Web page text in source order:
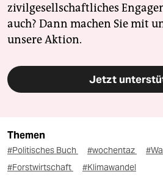
zivilgesellschaftliches
auch? Dann machen Sie mit
unsere Aktion.
Jetzt
Themen
#Politisches Buch #wochentaz
#Forstwirtschaft
#Klimawandel